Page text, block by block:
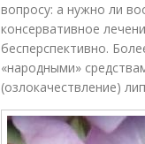
вопросу: а нужно ли
консервативное
бесперспективно.
«народными»
(озлокачествление)